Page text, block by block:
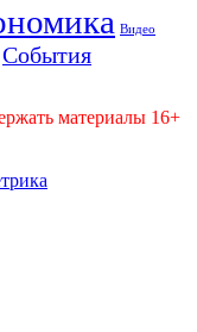
Видео
События
материалы 16+